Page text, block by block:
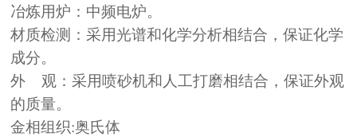
冶炼用炉： 中频电炉。
材质检测：采用光谱和化学分析相结合，保证化学
成分。
外
观：采用喷砂机和人工打磨相结合，保证外观
的质量。
金相组织:奥氏体